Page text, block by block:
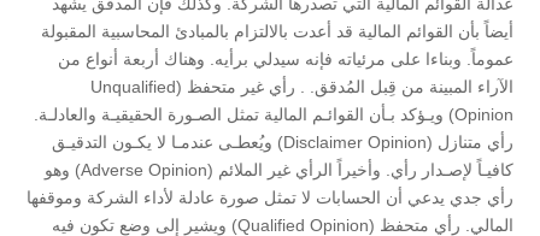
أيضاً بأن القوائم المالية قد أعدت بالالتزام بالمبادئ المحاسبية المقبولة
عموماً. وبناءا على مرئياته فإنه سيدلي برأيه. وهناك أربعة أنواع من
الآراء المبينة من قِبل المُدقق. . رأي غير متحفظ (Unqualified
Opinion) ويـؤكد بـأن القوائـم المالية تمثل الصـورة الحقيقيـة والعادلـة.
رأي متنازل (Disclaimer Opinion) ويُعطـى عندمـا لا يكـون التدقيـق
كافيـاً لإصـدار رأي. وأخيراً الرأي غير الملائم (Adverse Opinion) وهو
رأي جدي يدعي أن الحسابات لا تمثل صورة عادلة لأداء الشركة وموقفها
المالي. رأي متحفظ (Qualified Opinion) ويشير إلى وضع تكون فيه